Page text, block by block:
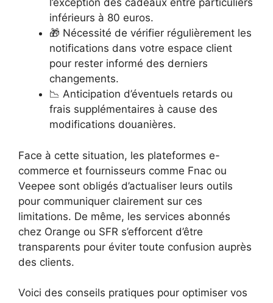
l’exception des cadeaux entre particuliers
inférieurs à 80 euros.
🎁 Nécessité de vérifier régulièrement les
notifications dans votre espace client
pour rester informé des derniers
changements.
📉 Anticipation d’éventuels retards ou
frais supplémentaires à cause des
modifications douanières.
Face à cette situation, les plateformes e-
commerce et fournisseurs comme Fnac ou
Veepee sont obligés d’actualiser leurs outils
pour communiquer clairement sur ces
limitations. De même, les services abonnés
chez Orange ou SFR s’efforcent d’être
transparents pour éviter toute confusion auprès
des clients.
Voici des conseils pratiques pour optimiser vos